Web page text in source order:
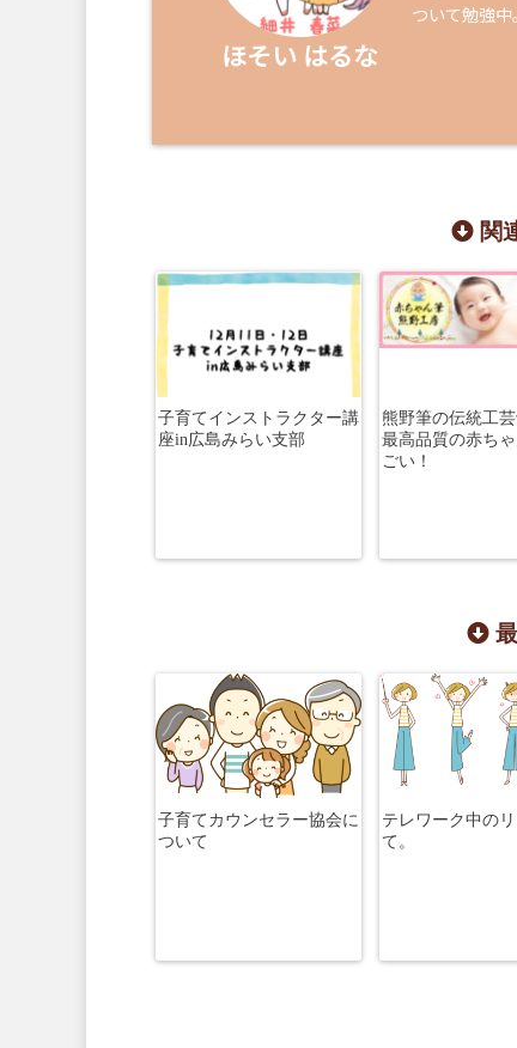
ほそい はるな
ついて勉強中
関
子育てインストラクター講
座in広島みらい支部
熊野筆の伝統工
最高品質の赤ち
ごい！
子育てカウンセラー協会に
ついて
テレワーク中の
て。